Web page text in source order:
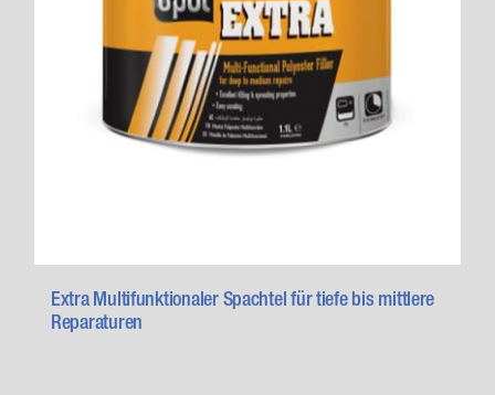
Extra Multifunktionaler Spachtel für tiefe bis mittlere
Reparaturen